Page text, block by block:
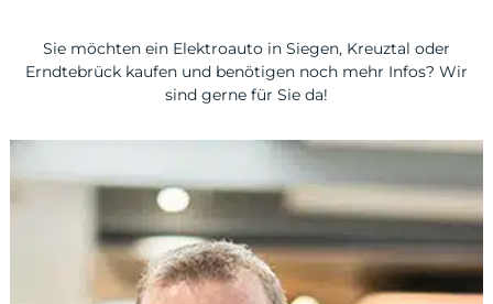
Sie möchten ein Elektroauto in Siegen, Kreuztal oder
Erndtebrück kaufen und benötigen noch mehr Infos? Wir
sind gerne für Sie da!